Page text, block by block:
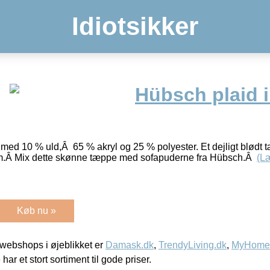
Idiotsikker
Hübsch plaid
10 % uld,Â 65 % akryl og 25 % polyester. Et dejligt blødt
Mix dette skønne tæppe med sofapuderne fra Hübsch.Â
Køb nu »
i øjeblikket er Damask.dk, TrendyLiving.dk,
har et stort sortiment til gode priser.